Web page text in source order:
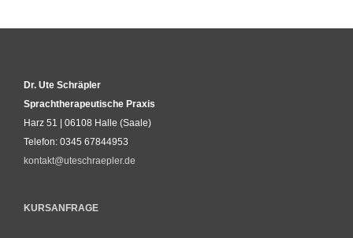
Dr. Ute Schräpler
Sprachtherapeutische Praxis
Harz 51 | 06108 Halle (Saale)
Telefon: 0345 67844953
kontakt@uteschraepler.de
KURSANFRAGE